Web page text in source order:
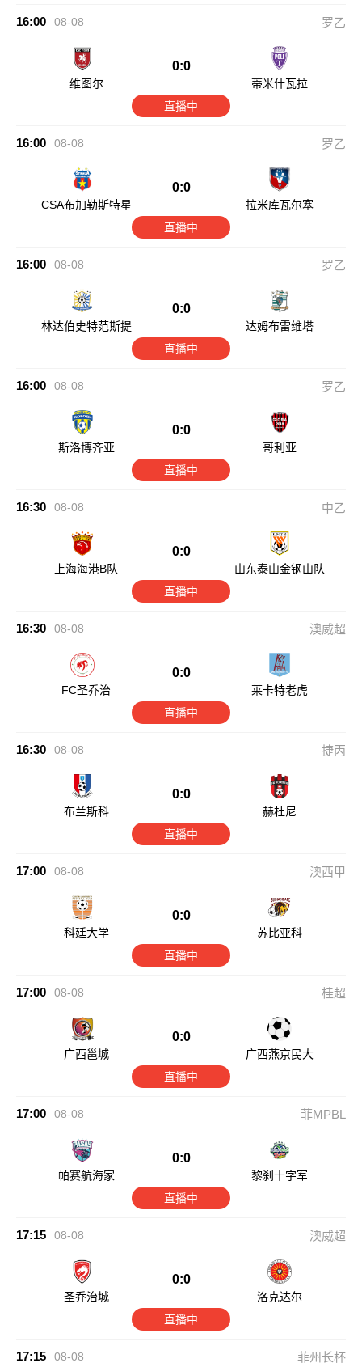
16:00 08-08 罗乙
维图尔
0:0
蒂米什瓦拉
直播中
16:00 08-08 罗乙
CSA布加勒斯特星
0:0
拉米库瓦尔塞
直播中
16:00 08-08 罗乙
林达伯史特范斯提
0:0
达姆布雷维塔
直播中
16:00 08-08 罗乙
斯洛博齐亚
0:0
哥利亚
直播中
16:30 08-08 中乙
上海海港B队
0:0
山东泰山金钢山队
直播中
16:30 08-08 澳威超
FC圣乔治
0:0
莱卡特老虎
直播中
16:30 08-08 捷丙
布兰斯科
0:0
赫杜尼
直播中
17:00 08-08 澳西甲
科廷大学
0:0
苏比亚科
直播中
17:00 08-08 桂超
广西邕城
0:0
广西燕京民大
直播中
17:00 08-08 菲MPBL
帕赛航海家
0:0
黎刹十字军
直播中
17:15 08-08 澳威超
圣乔治城
0:0
洛克达尔
直播中
17:15 08-08 菲州长杯